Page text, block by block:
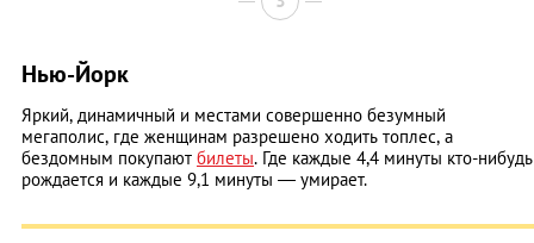
Нью-Йорк
Яркий, динамичный и местами совершенно безумный
мегаполис, где женщинам разрешено ходить топлес, а
бездомным покупают билеты. Где каждые 4,4 минуты кто-нибудь
рождается и каждые 9,1 минуты — умирает.